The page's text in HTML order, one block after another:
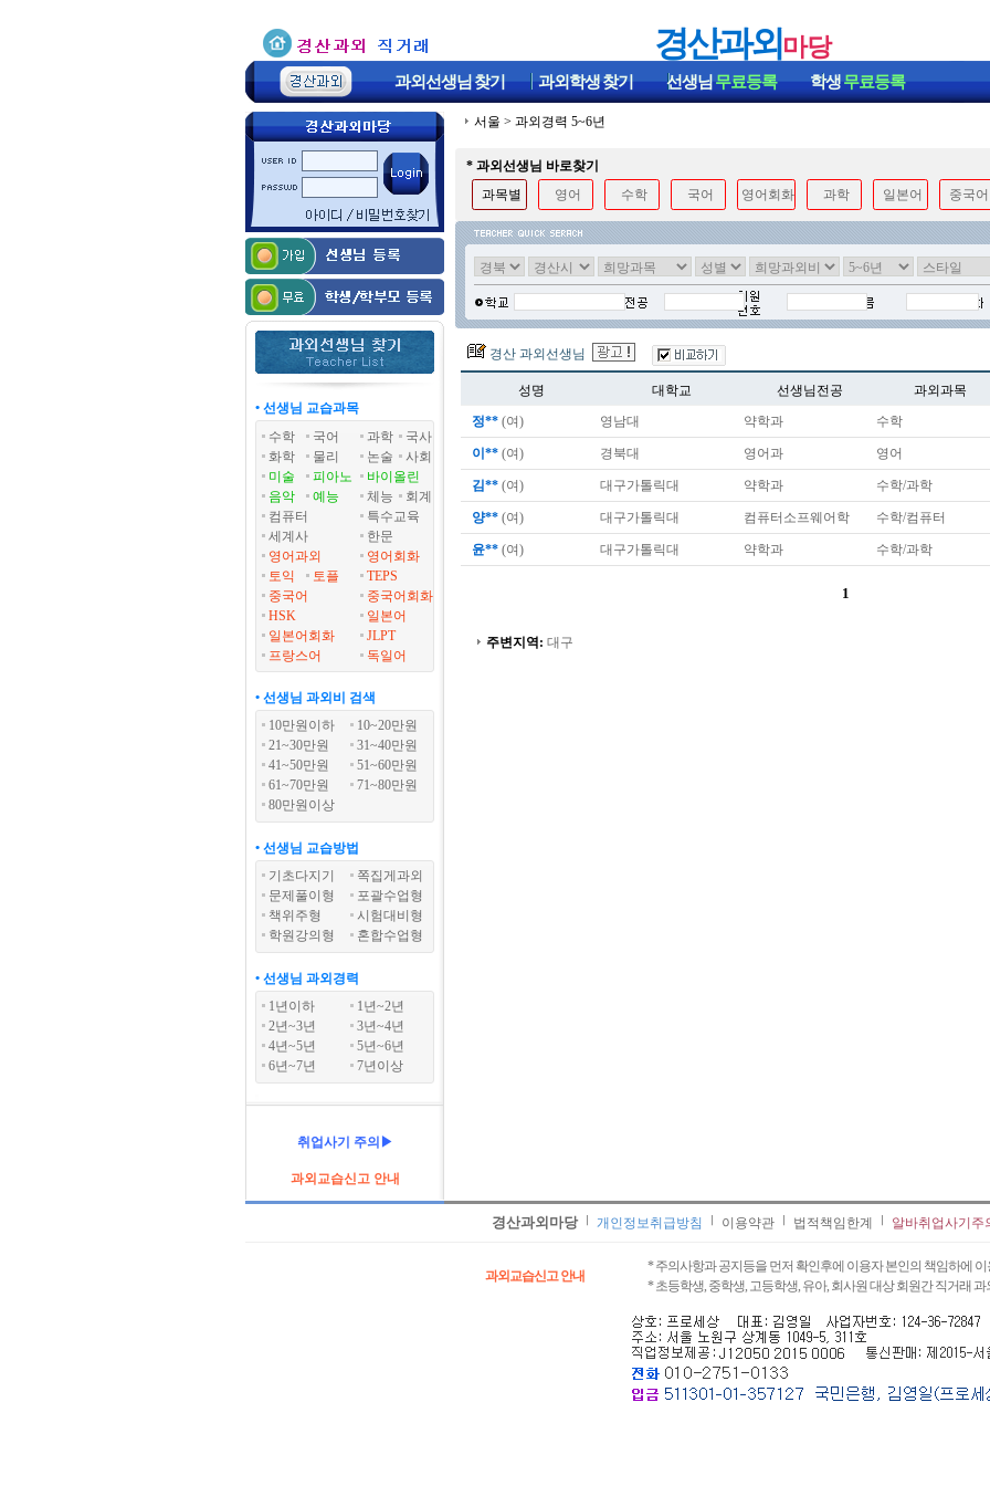
경산과외마당
과외선생님찾기 과외학생찾기 선생님무료등록 학생무료등록
• 선생님 교습과목
수학
국어 과학
국사
화학
물리 논술
사회
미술
피아노
바이올린
음악
예능 체능
회계
컴퓨터
특수교육
세계사
한문
영어과외
영어회화
토익
토플
TEPS
중국어
중국어회화
HSK
일본어
일본어회화
JLPT
프랑스어
독일어
• 선생님 과외비 검색
10만원이하
10~20만원
21~30만원
31~40만원
41~50만원
51~60만원
61~70만원
71~80만원
80만원이상
• 선생님 교습방법
기초다지기
쪽집게과외
문제풀이형
포괄수업형
책위주형
시험대비형
학원강의형
혼합수업형
• 선생님 과외경력
1년이하
1년~2년
2년~3년
3년~4년
4년~5년
5년~6년
6년~7년
7년이상
취업사기 주의▶
과외교습신고 안내
서울 > 과외경력 5~6년
* 과외선생님 바로찾기
과목별
영어 수학 국어 영어회화 과학 일본어 중국어
경산 과외선생님
성명 대학교 선생님전공 과외과목
정** (여) 영남대 약학과 수학
이** (여) 경북대 영어과 영어
김** (여) 대구가톨릭대 약학과 수학/과학
양** (여) 대구가톨릭대 컴퓨터소프웨어학 수학/컴퓨터
윤** (여) 대구가톨릭대 약학과 수학/과학
1
주변지역: 대구
경산과외마당 개인정보취급방침 이용약관 법적책임한계 알바취업사기주
과외교습신고 안내
* 주의사항과 공지등을 먼저 확인후에 이용자 본인의 책임하에
* 초등학생, 중학생, 고등학생, 유아, 회사원 대상 회원간 직거래